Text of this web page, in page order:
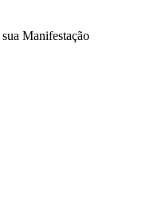
Manifestação